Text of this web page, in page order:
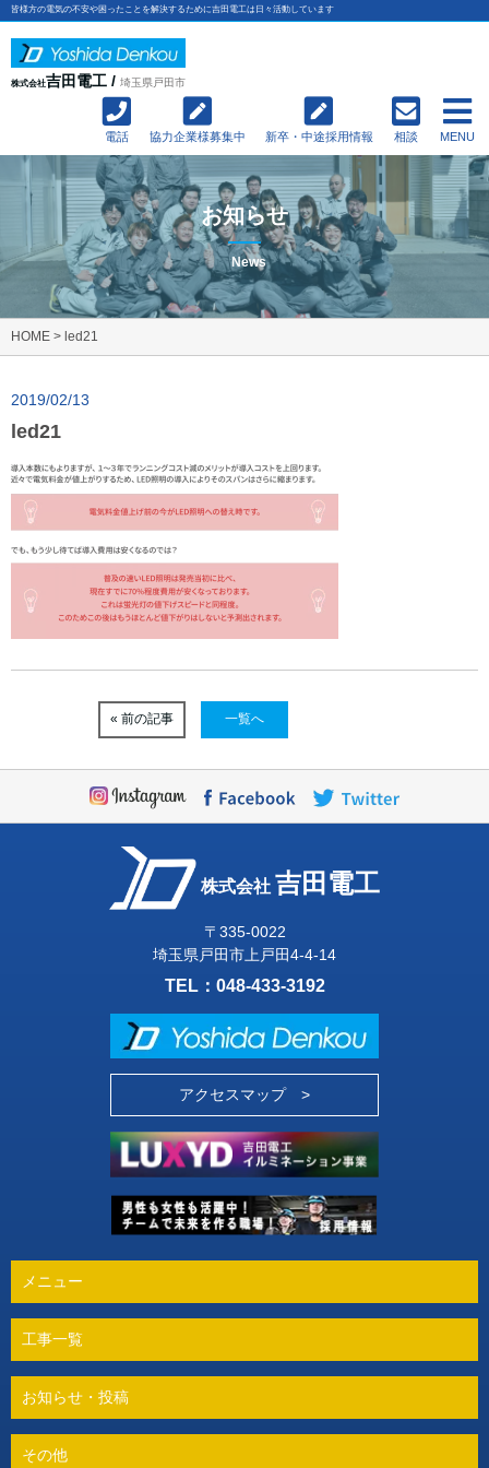
皆様方の電気の不安や困ったことを解決するために吉田電工は日々活動しています
株式会社吉田電工 / 埼玉県戸田市
電話 協力企業様募集中 新卒・中途採用情報 相談 MENU
お知らせ
News
HOME > led21
2019/02/13
led21
« 前の記事 一覧へ
株式会社 吉田電工
〒335-0022
埼玉県戸田市上戸田4-4-14
TEL： 048-433-3192
アクセスマップ >
メニュー
工事一覧
お知らせ・投稿
その他